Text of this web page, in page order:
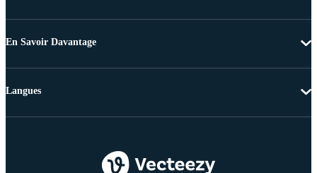
En Savoir Davantage
Langues